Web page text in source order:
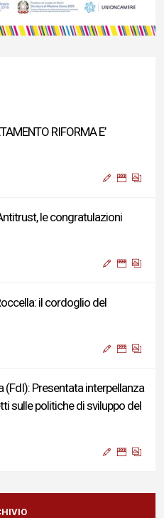
RIFORMA E’
le congratulazioni
il cordoglio del
(FdI): Presentata interpellanza
sulle politiche di sviluppo del
cordoglio e vicinanza al